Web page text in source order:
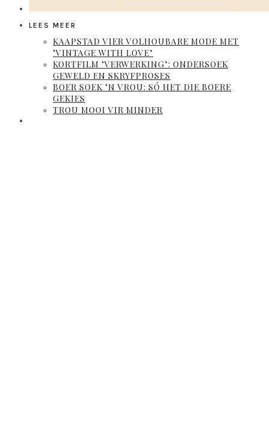
LEES MEER
KAAPSTAD VIER VOLHOUBARE MODE MET
‘VINTAGE WITH LOVE’
KORTFILM ‘VERWERKING’: ONDERSOEK
GEWELD EN SKRYFPROSES
BOER SOEK ‘N VROU: SÓ HET DIE BOERE
GEKIES
TROU MOOI VIR MINDER